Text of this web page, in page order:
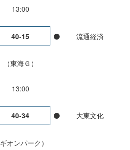
13:00
40-15 流通経済
東海Ｇ
13:00
40-34 大東文化
ギオンパーク